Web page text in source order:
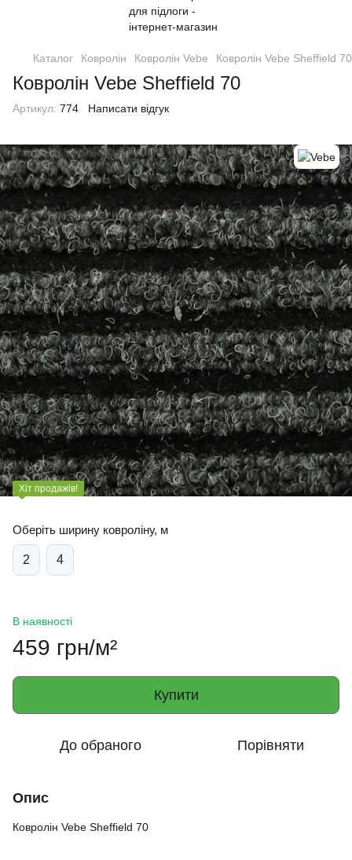
Каталог Ковролін Ковролін Vebe Ковролін Vebe Sheffield 70
Ковролін Vebe Sheffield 70
Артикул: 774 Написати відгук
Хіт продажів!
Оберіть ширину ковроліну, м
2 4
В наявності
459 грн/м²
Купити
До обраного Порівняти
Опис
Ковролін Vebe Sheffield 70